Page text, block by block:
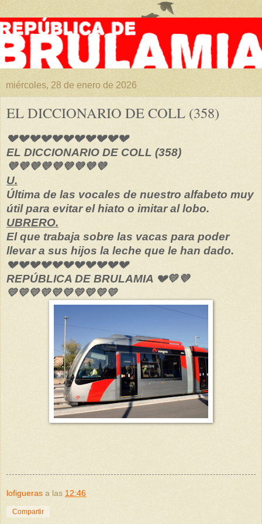
miércoles, 28 de enero de 2026
EL DICCIONARIO DE COLL (358)
💔💔💔💔💔💔💔💔💔💔💔
EL DICCIONARIO DE COLL (358)
💜💜💜💜💜💜💜💜💜
U.
Última de las vocales de nuestro alfabeto muy
útil para evitar el hiato o imitar al lobo.
UBRERO.
El que trabaja sobre las vacas para poder
llevar a sus hijos la leche que le han dado.
💔💔💔💔💔💔💔💔💔💔💔
REPÚBLICA DE BRULAMIA 💔💛💜
💛💛💛💛💛💛💛💛💛💛
lofigueras a las 12:46
Compartir